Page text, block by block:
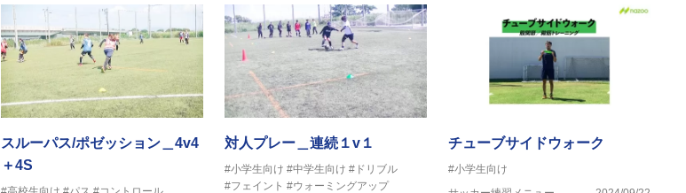
スルーパス/ポゼッション＿4v4
＋4S
対人プレー＿連続１v１
#小学生向け #中学生向け #ドリブル
#フェイント #ウォーミングアップ
チューブサイドウォーク
#小学生向け